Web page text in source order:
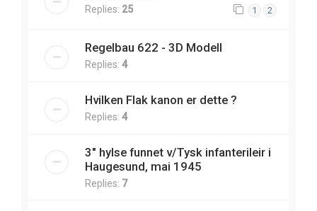
Replies: 25 1 2
Regelbau 622 - 3D Modell
Replies: 4
Hvilken Flak kanon er dette ?
Replies: 4
3" hylse funnet v/Tysk infanterileir i
Haugesund, mai 1945
Replies: 7